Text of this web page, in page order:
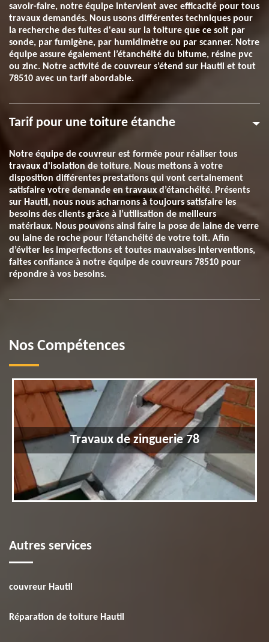
savoir-faire, notre équipe intervient avec efficacité pour tous
travaux demandés. Nous usons différentes techniques pour
la recherche des fuites d'eau sur la toiture que ce soit par
sonde, par fumigène, par humidimètre ou par scanner. Notre
équipe assure également l’étanchéité du bitume, résine pvc
ou zinc. Notre activité de couvreur s’étend sur Hautil et tout
78510 avec un tarif abordable.
Tarif pour une toiture étanche
Notre équipe de couvreur est formée pour réaliser tous
travaux d'isolation de toiture. Nous mettons à votre
disposition différentes prestations qui vont certainement
satisfaire votre demande en travaux d’étanchéité. Présents
sur Hautil, nous nous acharnons à toujours satisfaire les
besoins des clients grâce à l’utilisation de meilleurs
matériaux. Nous pouvons ainsi faire la pose de laine de verre
ou laine de roche pour l’étanchéité de votre toit. Afin
d’éviter les imperfections et toutes mauvaises interventions,
faites confiance à notre équipe de couvreurs 78510 pour
répondre à vos besoins.
Nos Compétences
Travaux de zinguerie 78
Autres services
couvreur Hautil
Réparation de toiture Hautil